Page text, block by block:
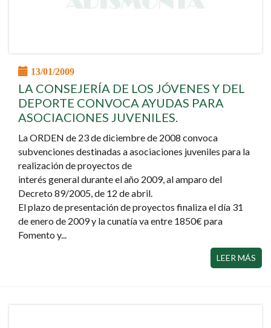
13/01/2009
LA CONSEJERÍA DE LOS JÓVENES Y DEL
DEPORTE CONVOCA AYUDAS PARA
ASOCIACIONES JUVENILES.
La ORDEN de 23 de diciembre de 2008 convoca
subvenciones destinadas a asociaciones juveniles para la
realización de proyectos de
interés general durante el año 2009, al amparo del
Decreto 89/2005, de 12 de abril.
El plazo de presentación de proyectos finaliza el día 31
de enero de 2009 y la cunatía va entre 1850€ para
Fomento y...
LEER MÁS